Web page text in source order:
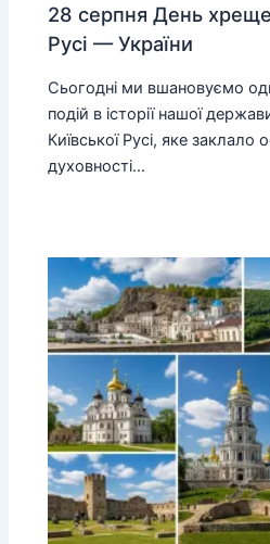
28 серпня День
Русі — України
Сьогодні ми вшановуємо
подій в історії нашої
Київської Русі, яке заклало
духовності…